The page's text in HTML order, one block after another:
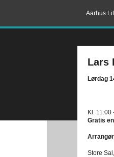
Aarhus
Lars
Lørdag
Kl. 11:00
Gratis
Store